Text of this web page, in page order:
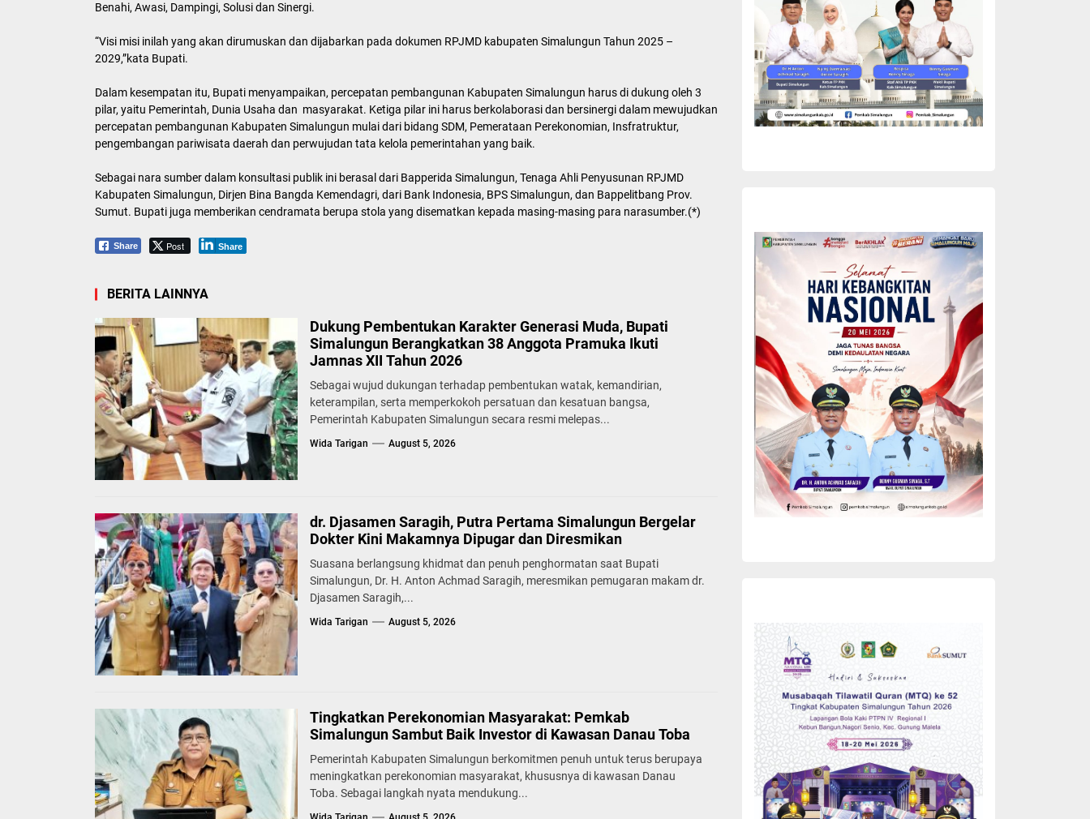
Benahi, Awasi, Dampingi, Solusi dan Sinergi.
“Visi misi inilah yang akan dirumuskan dan dijabarkan pada dokumen RPJMD kabupaten Simalungun Tahun 2025 –
2029,”kata Bupati.
Dalam kesempatan itu, Bupati menyampaikan, percepatan pembangunan Kabupaten Simalungun harus di dukung oleh 3
pilar, yaitu Pemerintah, Dunia Usaha dan masyarakat. Ketiga pilar ini harus berkolaborasi dan bersinergi dalam mewujudkan
percepatan pembangunan Kabupaten Simalungun mulai dari bidang SDM, Pemerataan Perekonomian, Insfratruktur,
pengembangan pariwisata daerah dan perwujudan tata kelola pemerintahan yang baik.
Sebagai nara sumber dalam konsultasi publik ini berasal dari Bapperida Simalungun, Tenaga Ahli Penyusunan RPJMD
Kabupaten Simalungun, Dirjen Bina Bangda Kemendagri, dari Bank Indonesia, BPS Simalungun, dan Bappelitbang Prov.
Sumut. Bupati juga memberikan cendramata berupa stola yang disematkan kepada masing-masing para narasumber.(*)
Share Post Share
BERITA LAINNYA
Dukung Pembentukan Karakter Generasi Muda, Bupati
Simalungun Berangkatkan 38 Anggota Pramuka Ikuti
Jamnas XII Tahun 2026
Sebagai wujud dukungan terhadap pembentukan watak, kemandirian,
keterampilan, serta memperkokoh persatuan dan kesatuan bangsa,
Pemerintah Kabupaten Simalungun secara resmi melepas...
Wida Tarigan August 5, 2026
dr. Djasamen Saragih, Putra Pertama Simalungun Bergelar
Dokter Kini Makamnya Dipugar dan Diresmikan
Suasana berlangsung khidmat dan penuh penghormatan saat Bupati
Simalungun, Dr. H. Anton Achmad Saragih, meresmikan pemugaran makam dr.
Djasamen Saragih,...
Wida Tarigan August 5, 2026
Tingkatkan Perekonomian Masyarakat: Pemkab
Simalungun Sambut Baik Investor di Kawasan Danau Toba
Pemerintah Kabupaten Simalungun berkomitmen penuh untuk terus berupaya
meningkatkan perekonomian masyarakat, khususnya di kawasan Danau
Toba. Sebagai langkah nyata mendukung...